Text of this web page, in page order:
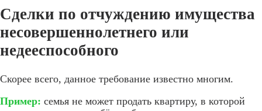
Сделки по отчуждению имущества
несовершеннолетнего или
недееспособного
Скорее всего, данное требование известно многим.
Пример: семья не может продать квартиру, в которой